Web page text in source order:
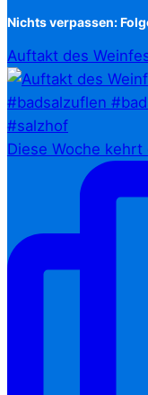
Nichts verpassen:
Auftakt des
Diese Woche